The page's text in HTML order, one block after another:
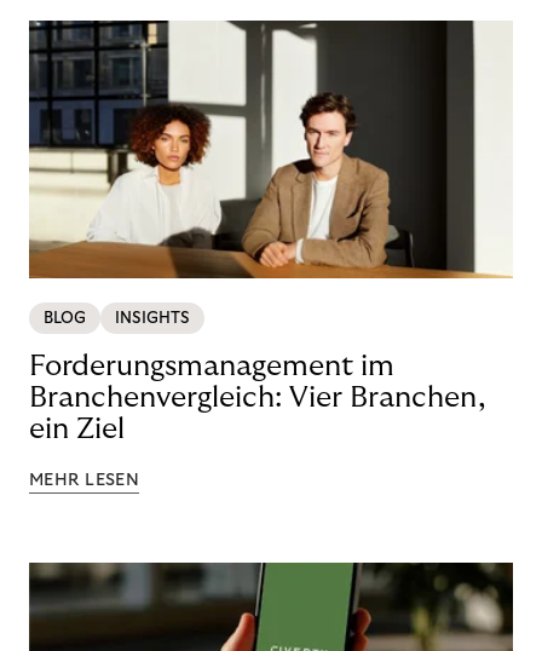
BLOG INSIGHTS
Forderungsmanagement im
Branchenvergleich: Vier Branchen,
ein Ziel
MEHR LESEN